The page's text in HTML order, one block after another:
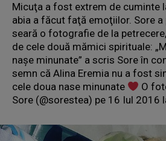
Micuţa a fost extrem de cuminte
abia a făcut faţă emoţiilor. Sore
seară o fotografie de la
de cele două mămici spirituale:
nașe minunate” a scris Sore în
semn că Alina Eremia nu a fost
cele doua nase minunate
O
Sore (@sorestea) pe 16 Iul 2016